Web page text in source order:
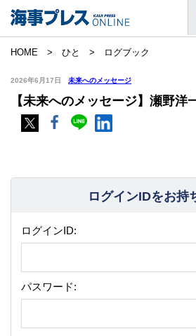
HOME ひと ログブック
2026年6月17日 未来へのメッセージ
【未来へのメッセージ】瀬野洋
ログインIDをお持
ログインID:
パスワード: